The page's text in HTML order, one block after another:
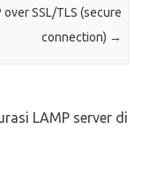
over SSL/TLS (secure
connection) →
LAMP server di